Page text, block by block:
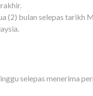
(2) bulan selepas tarikh
selepas menerima